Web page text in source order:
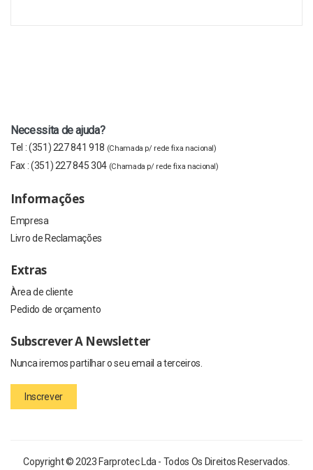
Necessita de ajuda?
Tel :(351) 227 841 918 (Chamada p/ rede fixa nacional)
Fax :(351) 227 845 304 (Chamada p/ rede fixa nacional)
Informações
Empresa
Livro de Reclamações
Extras
Àrea de cliente
Pedido de orçamento
Subscrever A Newsletter
Nunca iremos partilhar o seu email a terceiros.
Inscrever
Copyright © 2023 Farprotec Lda - Todos Os Direitos Reservados.